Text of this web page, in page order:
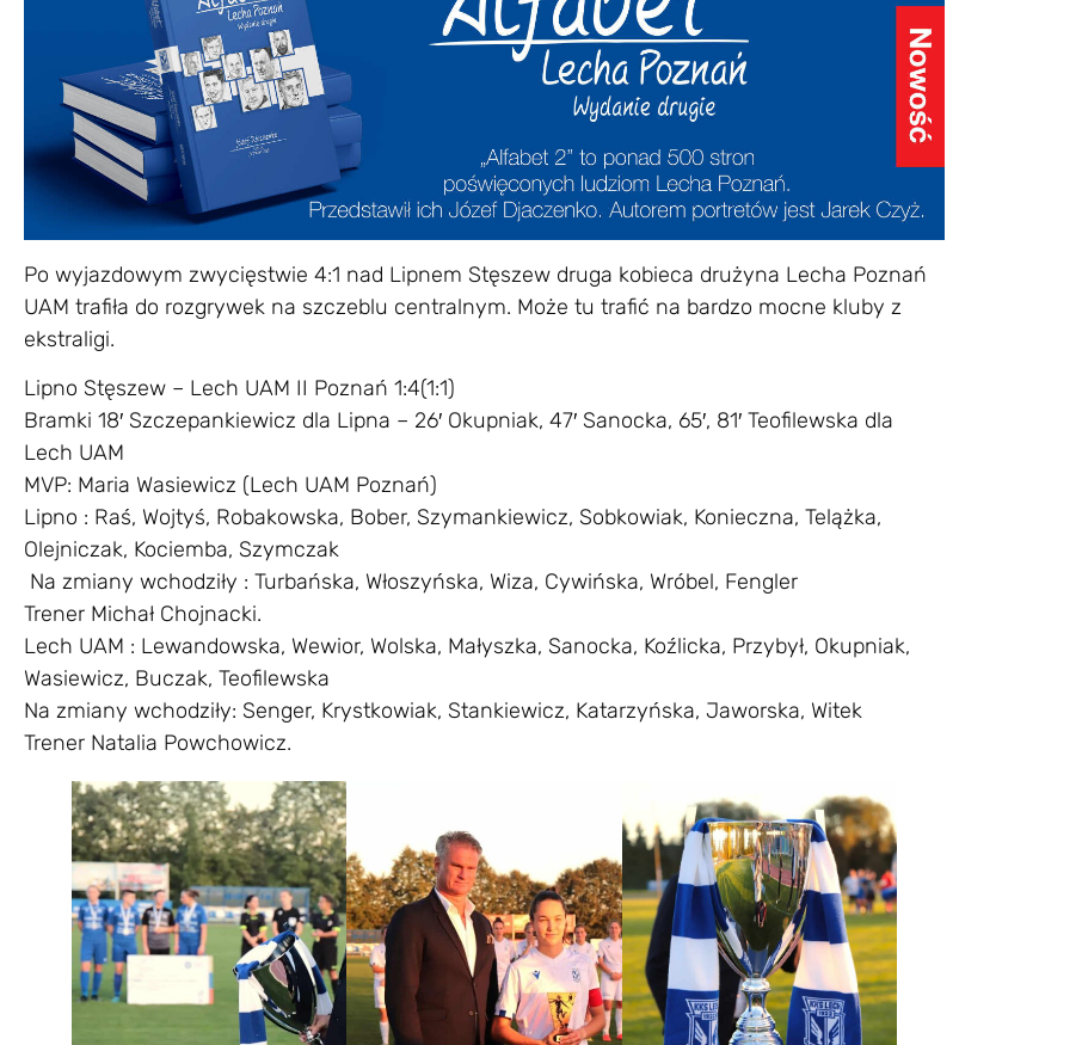
Po wyjazdowym zwycięstwie 4:1 nad Lipnem Stęszew druga kobieca drużyna Lecha Poznań
UAM trafiła do rozgrywek na szczeblu centralnym. Może tu trafić na bardzo mocne kluby z
ekstraligi.
Lipno Stęszew – Lech UAM II Poznań 1:4(1:1)
Bramki 18′ Szczepankiewicz dla Lipna – 26′ Okupniak, 47′ Sanocka, 65′, 81′ Teofilewska dla
Lech UAM
MVP: Maria Wasiewicz (Lech UAM Poznań)
Lipno : Raś, Wojtyś, Robakowska, Bober, Szymankiewicz, Sobkowiak, Konieczna, Telążka,
Olejniczak, Kociemba, Szymczak
Na zmiany wchodziły : Turbańska, Włoszyńska, Wiza, Cywińska, Wróbel, Fengler
Trener Michał Chojnacki.
Lech UAM : Lewandowska, Wewior, Wolska, Małyszka, Sanocka, Koźlicka, Przybył, Okupniak,
Wasiewicz, Buczak, Teofilewska
Na zmiany wchodziły: Senger, Krystkowiak, Stankiewicz, Katarzyńska, Jaworska, Witek
Trener Natalia Powchowicz.